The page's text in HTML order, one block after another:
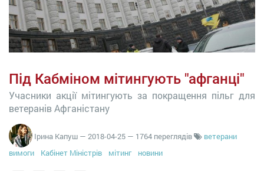
Під Кабміном мітингують "афганці"
Учасники акції мітингують за покращення пільг для
ветеранів Афганістану
Ірина Капуш — 2018-04-25 — 1764 переглядів
ветерани
вимоги
Кабінет Міністрів мітинг новини